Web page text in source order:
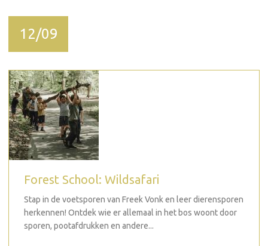
12/09
Forest School: Wildsafari
Stap in de voetsporen van Freek Vonk en leer dierensporen
herkennen! Ontdek wie er allemaal in het bos woont door
sporen, pootafdrukken en andere...